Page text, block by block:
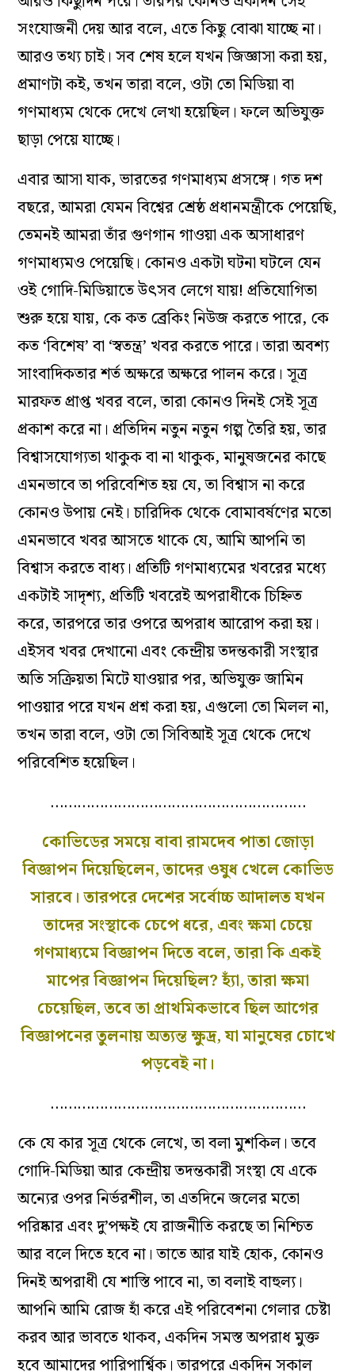
সংযোজনী দেয় আর বলে, এতে কিছু বোঝা যাচ্ছে না।
আরও তথ্য চাই। সব শেষ হলে যখন জিজ্ঞাসা করা হয়,
প্রমাণটা কই, তখন তারা বলে, ওটা তো মিডিয়া বা
গণমাধ্যম থেকে দেখে লেখা হয়েছিল। ফলে অভিযুক্ত
ছাড়া পেয়ে যাচ্ছে।
এবার আসা যাক, ভারতের গণমাধ্যম প্রসঙ্গে। গত দশ
বছরে, আমরা যেমন বিশ্বের শ্রেষ্ঠ প্রধানমন্ত্রীকে পেয়েছি,
তেমনই আমরা তাঁর গুণগান গাওয়া এক অসাধারণ
গণমাধ্যমও পেয়েছি। কোনও একটা ঘটনা ঘটলে যেন
ওই গোদি-মিডিয়াতে উৎসব লেগে যায়! প্রতিযোগিতা
শুরু হয়ে যায়, কে কত ব্রেকিং নিউজ করতে পারে, কে
কত ‘বিশেষ’ বা ‘স্বতন্ত্র’ খবর করতে পারে। তারা অবশ্য
সাংবাদিকতার শর্ত অক্ষরে অক্ষরে পালন করে। সূত্র
মারফত প্রাপ্ত খবর বলে, তারা কোনও দিনই সেই সূত্র
প্রকাশ করে না। প্রতিদিন নতুন নতুন গল্প তৈরি হয়, তার
বিশ্বাসযোগ্যতা থাকুক বা না থাকুক, মানুষজনের কাছে
এমনভাবে তা পরিবেশিত হয় যে, তা বিশ্বাস না করে
কোনও উপায় নেই। চারিদিক থেকে বোমাবর্ষণের মতো
এমনভাবে খবর আসতে থাকে যে, আমি আপনি তা
বিশ্বাস করতে বাধ্য। প্রতিটি গণমাধ্যমের খবরের মধ্যে
একটাই সাদৃশ্য, প্রতিটি খবরেই অপরাধীকে চিহ্নিত
করে, তারপরে তার ওপরে অপরাধ আরোপ করা হয়।
এইসব খবর দেখানো এবং কেন্দ্রীয় তদন্তকারী সংস্থার
অতি সক্রিয়তা মিটে যাওয়ার পর, অভিযুক্ত জামিন
পাওয়ার পরে যখন প্রশ্ন করা হয়, এগুলো তো মিলল না,
তখন তারা বলে, ওটা তো সিবিআই সূত্র থেকে দেখে
পরিবেশিত হয়েছিল।
…………………………………………………
কোভিডের সময়ে বাবা রামদেব পাতা জোড়া
বিজ্ঞাপন দিয়েছিলেন, তাদের ওষুধ খেলে কোভিড
সারবে। তারপরে দেশের সর্বোচ্চ আদালত যখন
তাদের সংস্থাকে চেপে ধরে, এবং ক্ষমা চেয়ে
গণমাধ্যমে বিজ্ঞাপন দিতে বলে, তারা কি একই
মাপের বিজ্ঞাপন দিয়েছিল? হ্যাঁ, তারা ক্ষমা
চেয়েছিল, তবে তা প্রাথমিকভাবে ছিল আগের
বিজ্ঞাপনের তুলনায় অত্যন্ত ক্ষুদ্র, যা মানুষের চোখে
পড়বেই না।
…………………………………………………
কে যে কার সূত্র থেকে লেখে, তা বলা মুশকিল। তবে
গোদি-মিডিয়া আর কেন্দ্রীয় তদন্তকারী সংস্থা যে একে
অন্যের ওপর নির্ভরশীল, তা এতদিনে জলের মতো
পরিষ্কার এবং দু’পক্ষই যে রাজনীতি করছে তা নিশ্চিত
আর বলে দিতে হবে না। তাতে আর যাই হোক, কোনও
দিনই অপরাধী যে শাস্তি পাবে না, তা বলাই বাহুল্য।
আপনি আমি রোজ হাঁ করে এই পরিবেশনা গেলার চেষ্টা
করব আর ভাবতে থাকব, একদিন সমস্ত অপরাধ মুক্ত
হবে আমাদের পারিপার্শ্বিক। তারপরে একদিন সকাল